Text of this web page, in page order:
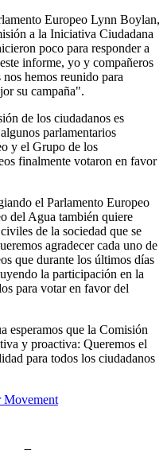
Europeo Lynn Boylan,
a la Iniciativa Ciudadana
poco para responder a
informe, yo y compañeros
hemos reunido para
su campaña".
de los ciudadanos es
parlamentarios
y el Grupo de los
finalmente votaron en favor
el Parlamento Europeo
del Agua también quiere
de la sociedad que se
agradecer cada uno de
que durante los últimos días
la participación en la
para votar en favor del
esperamos que la Comisión
y proactiva: Queremos el
para todos los ciudadanos
Movement